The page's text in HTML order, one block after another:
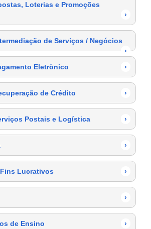
Loterias e Promoções
›
de Serviços / Negócios
›
Eletrônico
›
de Crédito ›
Postais e Logística ›
›
Lucrativos ›
›
de Ensino ›